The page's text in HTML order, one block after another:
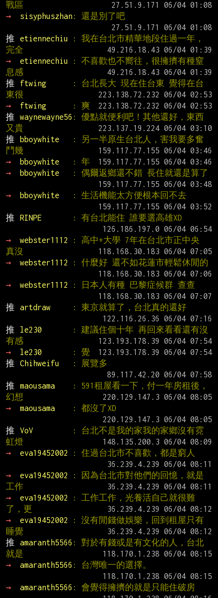
戰區
→
sisyphuszhan: 還是別了吧
推
etiennechiu
: 我在台北市精華地段住過一年，
完全
→
etiennechiu
: 不喜歡也不嚮往，很擁擠有種窒
息感
推
ftwing
: 台北長大 現在住台東 覺得在台
東很
→
ftwing : 爽
推
waynewayne56 : 優點就便利吧！其他還好，東西
又貴
推
bboywhite
: 另一半原生台北人，害我要多奮
鬥幾
→
bboywhite : 年
→
bboywhite
: 偶爾返鄉還不錯 長住就還是算了
→
bboywhite
: 生活機能太方便根本回不去
推
RINPE
: 有台北能住 誰要選高雄XD
→
webster1112
: 高中+大學 7年在台北市正中央
真沒
→
webster1112
: 什麼好 還不如花蓮市輕鬆休閒的
→
webster1112
: 日本人有種 巴黎症候群 查查
推
artdraw
: 東京就算了，台北真的還好
推
le230
: 建議住個十年 再回來看看還有沒
有感
→
le230 : 覺
推
Chihweifu
: 展覽多
推
maousama
: 591租屋看一下，付一年房租後，
幻想
→
maousama
: 都沒了XD
推
VoV
: 台北不是我的家我的家鄉沒有霓
虹燈
→
eva19452002
: 住過台北市不喜歡，都是窮人
→
eva19452002
: 因為台北市對他們的回憶，就是
工作
→
eva19452002
: 工作工作，光養活自己就很難
了，更
→
eva19452002
: 沒有閒錢做娛樂，回到租屋只有
睡覺
推
amaranth5566 : 對於有錢或是有文化的人，台北
就是
→
amaranth5566 : 台灣唯一的選擇。
→
amaranth5566 : 會覺得擁擠的就是只能住破房